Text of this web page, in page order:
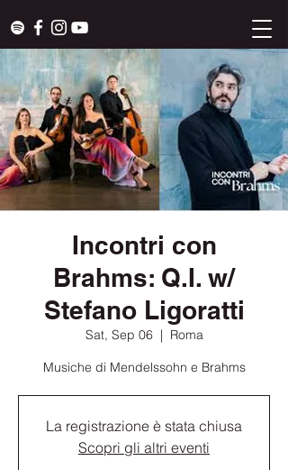
Incontri con
Brahms: Q.I. w/
Stefano Ligoratti
Sat, Sep 06
  |
Roma
Musiche di Mendelssohn e Brahms
La registrazione è stata chiusa
Scopri gli altri eventi